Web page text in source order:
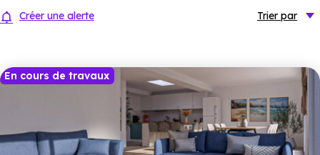
Investir
Financer
du bailleur privé.
Créer une alerte Trier par
En cours de travaux